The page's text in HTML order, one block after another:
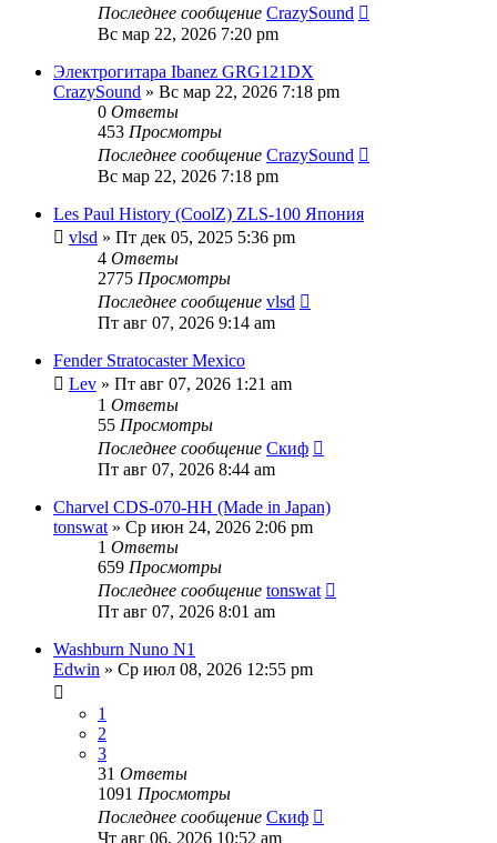
Последнее сообщение CrazySound
Вс мар 22, 2026 7:20 pm
Электрогитара Ibanez GRG121DX
CrazySound » Вс мар 22, 2026 7:18 pm
0 Ответы
453 Просмотры
Последнее сообщение CrazySound
Вс мар 22, 2026 7:18 pm
Les Paul History (CoolZ) ZLS-100 Япония
vlsd » Пт дек 05, 2025 5:36 pm
4 Ответы
2775 Просмотры
Последнее сообщение vlsd
Пт авг 07, 2026 9:14 am
Fender Stratocaster Mexico
Lev » Пт авг 07, 2026 1:21 am
1 Ответы
55 Просмотры
Последнее сообщение Скиф
Пт авг 07, 2026 8:44 am
Charvel CDS-070-HH (Made in Japan)
tonswat » Ср июн 24, 2026 2:06 pm
1 Ответы
659 Просмотры
Последнее сообщение tonswat
Пт авг 07, 2026 8:01 am
Washburn Nuno N1
Edwin » Ср июл 08, 2026 12:55 pm
1
2
3
31 Ответы
1091 Просмотры
Последнее сообщение Скиф
Чт авг 06, 2026 10:52 am